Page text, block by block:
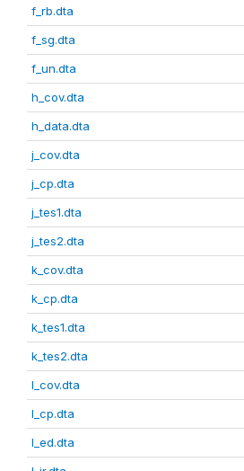
f_rb.dta
f_sg.dta
f_un.dta
h_cov.dta
h_data.dta
j_cov.dta
j_cp.dta
j_tes1.dta
j_tes2.dta
k_cov.dta
k_cp.dta
k_tes1.dta
k_tes2.dta
l_cov.dta
l_cp.dta
l_ed.dta